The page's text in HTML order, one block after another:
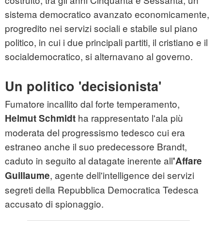
sistema democratico avanzato economicamente,
progredito nei servizi sociali e stabile sul piano
politico, in cui i due principali partiti, il cristiano e il
socialdemocratico, si alternavano al governo.
Un politico 'decisionista'
Fumatore incallito dal forte temperamento,
Helmut Schmidt ha rappresentato l'ala più
moderata del progressismo tedesco cui era
estraneo anche il suo predecessore Brandt,
caduto in seguito al datagate inerente all'Affare
Guillaume, agente dell'intelligence dei servizi
segreti della Repubblica Democratica Tedesca
accusato di spionaggio.